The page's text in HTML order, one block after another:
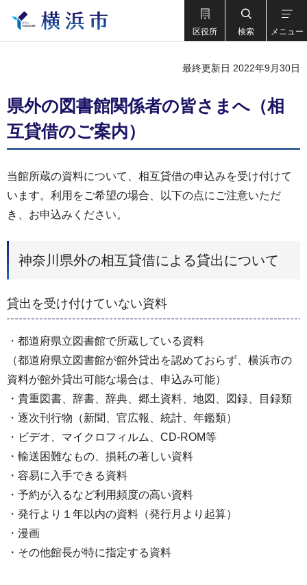
区役所 検索 メニュー
最終更新日 2022年9月30日
県外の図書館関係者の皆さまへ（相
互貸借のご案内）
当館所蔵の資料について、相互貸借の申込みを受け付けて
います。利用をご希望の場合、以下の点にご注意いただ
き、お申込みください。
神奈川県外の相互貸借による貸出について
貸出を受け付けていない資料
・都道府県立図書館で所蔵している資料
（都道府県立図書館が館外貸出を認めておらず、横浜市の
資料が館外貸出可能な場合は、申込み可能）
・貴重図書、辞書、辞典、郷土資料、地図、図録、目録類
・逐次刊行物（新聞、官広報、統計、年鑑類）
・ビデオ、マイクロフィルム、CD-ROM等
・輸送困難なもの、損耗の著しい資料
・容易に入手できる資料
・予約が入るなど利用頻度の高い資料
・発行より１年以内の資料（発行月より起算）
・漫画
・その他館長が特に指定する資料